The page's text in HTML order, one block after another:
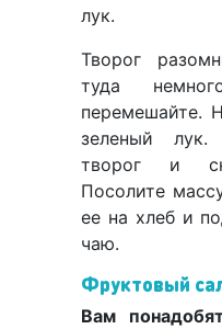
лук.
Творог
туда
перемешайте.
зеленый
творог и
Посолите
ее на хлеб и
чаю.
Фруктовый
Вам